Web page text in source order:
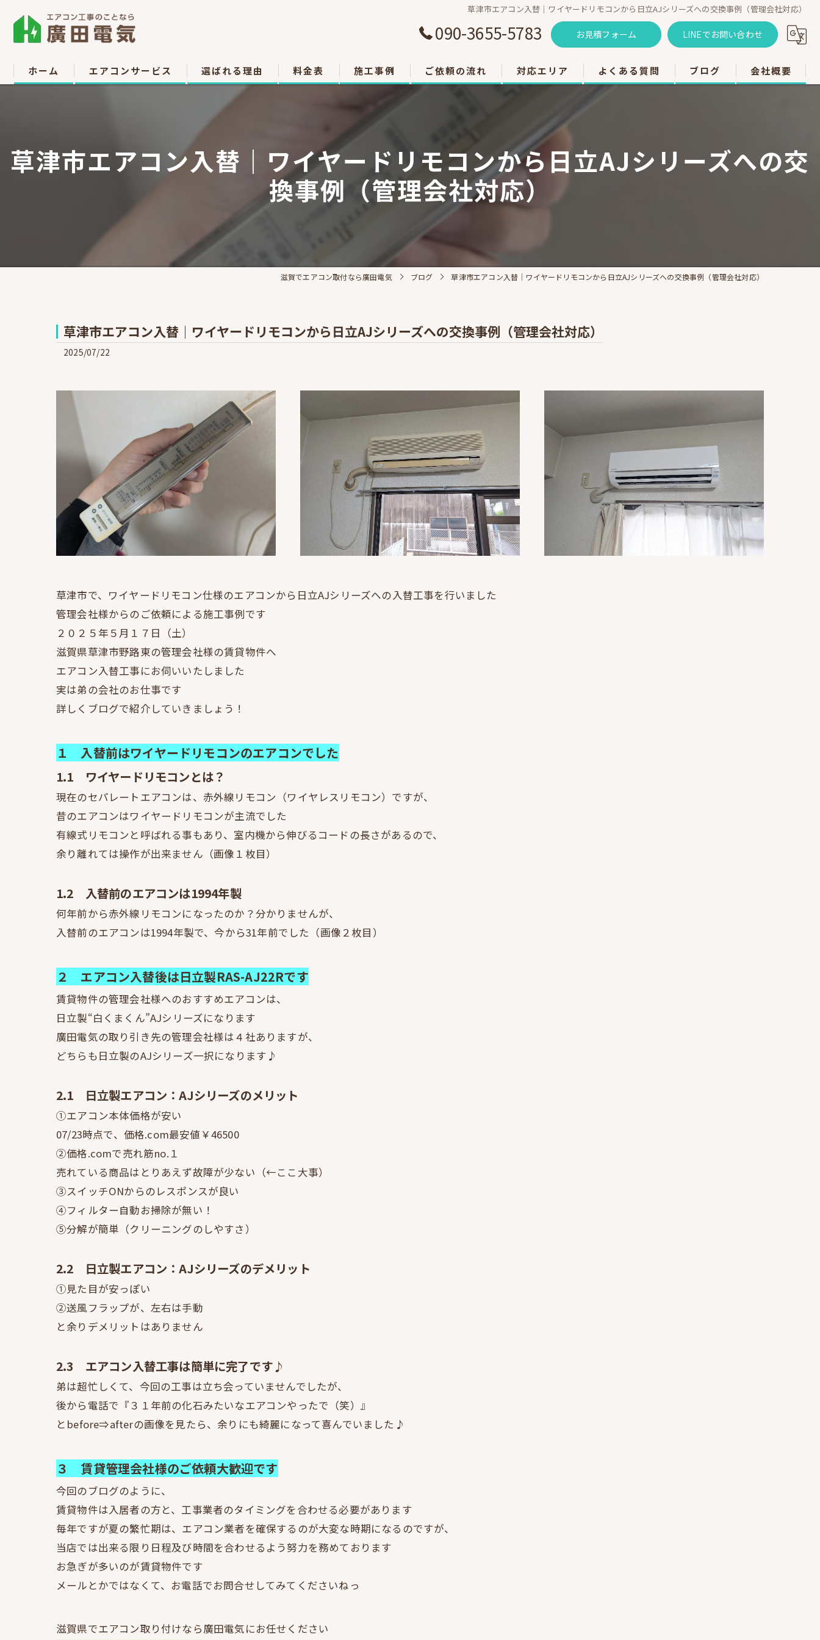
草津市エアコン入替｜ワイヤードリモコンから日立AJシリーズへの交換事例（管理会社対応）
090-3655-5783 お見積フォーム LINEでお問い合わせ
ホーム エアコンサービス
エアコン移設
高所作業
選ばれる理由
お客様の声
料金表 施工事例 ご依頼の流れ 対応エリア
大津市のエアコン工事
草津市のエアコン工事
栗東市のエアコン工事
東近江市のエアコン工事
よくある質問 ブログ 会社概要
草津市エアコン入替｜ワイヤードリモコンから日立AJシリーズへの交
換事例（管理会社対応）
滋賀でエアコン取付なら廣田電気 ブログ 草津市エアコン入替｜ワイヤードリモコンから日立AJシリーズへの交換事例（管理会社対応）
草津市エアコン入替｜ワイヤードリモコンから日立AJシリーズへの交換事例（管理会社対応）
2025/07/22
草津市で、ワイヤードリモコン仕様のエアコンから日立AJシリーズへの入替工事を行いました
管理会社様からのご依頼による施工事例です
２０２５年５月１７日（土）
滋賀県草津市野路東の管理会社様の賃貸物件へ
エアコン入替工事にお伺いいたしました
実は弟の会社のお仕事です
詳しくブログで紹介していきましょう！
１ 入替前はワイヤードリモコンのエアコンでした
1.1 ワイヤードリモコンとは？
現在のセパレートエアコンは、赤外線リモコン（ワイヤレスリモコン）ですが、
昔のエアコンはワイヤードリモコンが主流でした
有線式リモコンと呼ばれる事もあり、室内機から伸びるコードの長さがあるので、
余り離れては操作が出来ません（画像１枚目）
1.2 入替前のエアコンは1994年製
何年前から赤外線リモコンになったのか？分かりませんが、
入替前のエアコンは1994年製で、今から31年前でした（画像２枚目）
２ エアコン入替後は日立製RAS-AJ22Rです
賃貸物件の管理会社様へのおすすめエアコンは、
日立製“白くまくん”AJシリーズになります
廣田電気の取り引き先の管理会社様は４社ありますが、
どちらも日立製のAJシリーズ一択になります♪
2.1 日立製エアコン：AJシリーズのメリット
①エアコン本体価格が安い
07/23時点で、価格.com最安値￥46500
②価格.comで売れ筋no.１
売れている商品はとりあえず故障が少ない（←ここ大事）
③スイッチONからのレスポンスが良い
④フィルター自動お掃除が無い！
⑤分解が簡単（クリーニングのしやすさ）
2.2 日立製エアコン：AJシリーズのデメリット
①見た目が安っぽい
②送風フラップが、左右は手動
と余りデメリットはありません
2.3 エアコン入替工事は簡単に完了です♪
弟は超忙しくて、今回の工事は立ち会っていませんでしたが、
後から電話で『３１年前の化石みたいなエアコンやったで（笑）』
とbefore⇒afterの画像を見たら、余りにも綺麗になって喜んでいました♪
３ 賃貸管理会社様のご依頼大歓迎です
今回のブログのように、
賃貸物件は入居者の方と、工事業者のタイミングを合わせる必要があります
毎年ですが夏の繁忙期は、エアコン業者を確保するのが大変な時期になるのですが、
当店では出来る限り日程及び時間を合わせるよう努力を務めております
お急ぎが多いのが賃貸物件です
メールとかではなくて、お電話でお問合せしてみてくださいねっ
滋賀県でエアコン取り付けなら廣田電気にお任せください